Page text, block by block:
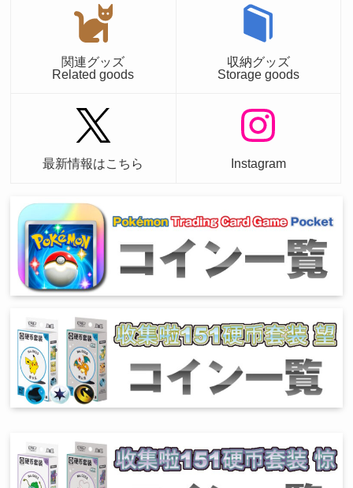
関連グッズ
Related goods
収納グッズ
Storage goods
最新情報はこちら Instagram